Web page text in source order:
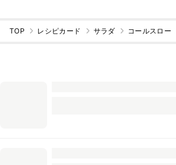
TOP レシピカード サラダ コールスロー